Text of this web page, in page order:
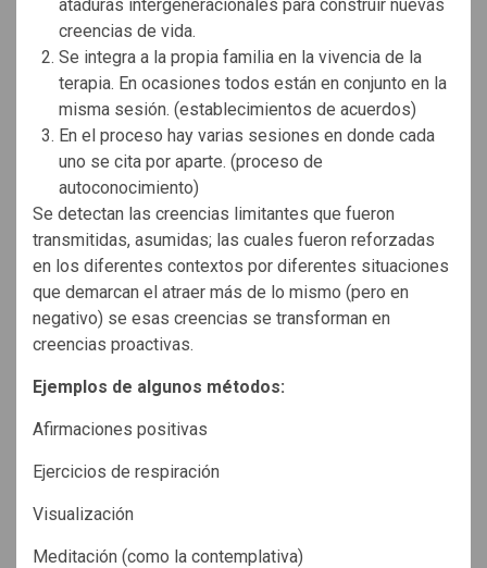
ataduras intergeneracionales para construir nuevas
creencias de vida.
Se integra a la propia familia en la vivencia de la
terapia. En ocasiones todos están en conjunto en la
misma sesión. (establecimientos de acuerdos)
En el proceso hay varias sesiones en donde cada
uno se cita por aparte. (proceso de
autoconocimiento)
Se detectan las creencias limitantes que fueron
transmitidas, asumidas; las cuales fueron reforzadas
en los diferentes contextos por diferentes situaciones
que demarcan el atraer más de lo mismo (pero en
negativo) se esas creencias se transforman en
creencias proactivas.
Ejemplos de algunos métodos:
Afirmaciones positivas
Ejercicios de respiración
Visualización
Meditación (como la contemplativa)